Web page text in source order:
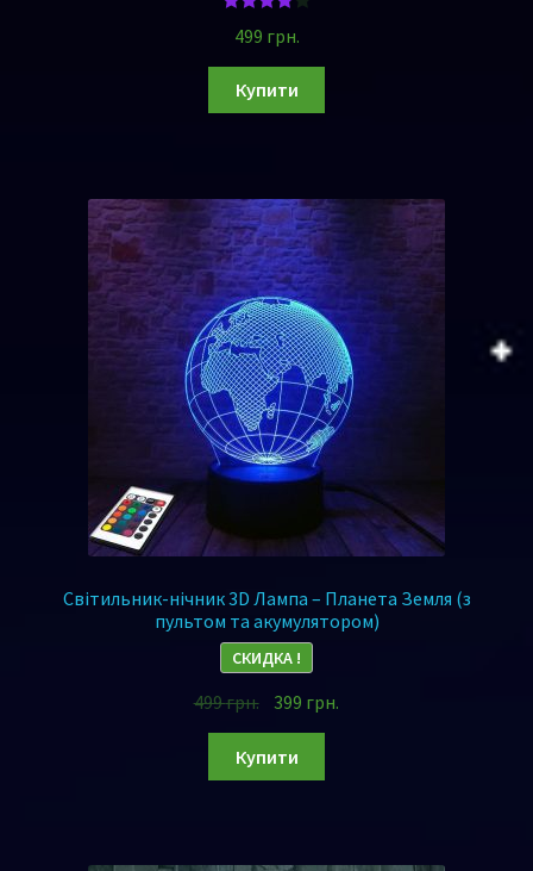
з 5
499 грн.
Купити
Світильник-нічник 3D Лампа – Планета Земля (з
пультом та акумулятором)
СКИДКА !
499грн. 399 грн.
Купити